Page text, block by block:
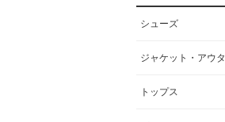
シューズ
ジャケット・アウ
トップス